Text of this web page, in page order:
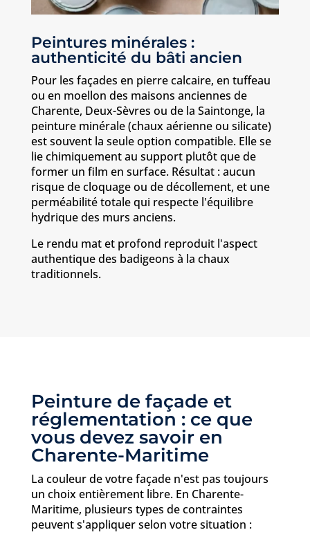
Peintures minérales :
authenticité du bâti ancien
Pour les façades en pierre calcaire, en tuffeau
ou en moellon des maisons anciennes de
Charente, Deux-Sèvres ou de la Saintonge, la
peinture minérale (chaux aérienne ou silicate)
est souvent la seule option compatible. Elle se
lie chimiquement au support plutôt que de
former un film en surface. Résultat : aucun
risque de cloquage ou de décollement, et une
perméabilité totale qui respecte l'équilibre
hydrique des murs anciens.
Le rendu mat et profond reproduit l'aspect
authentique des badigeons à la chaux
traditionnels.
Peinture de façade et
réglementation : ce que
vous devez savoir en
Charente-Maritime
La couleur de votre façade n'est pas toujours
un choix entièrement libre. En Charente-
Maritime, plusieurs types de contraintes
peuvent s'appliquer selon votre situation :